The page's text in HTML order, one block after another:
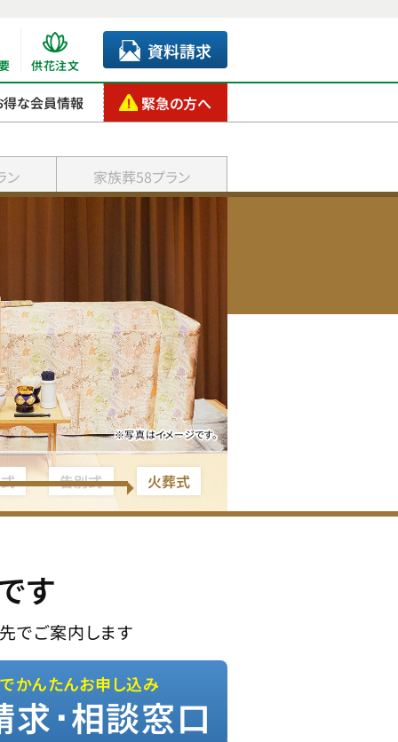
供花注文
資料請求
得な会員情報 緊急の方へ
ン 家族葬58プラン
※写真はイメージです。
告別式 火葬式
す
でご案内します
かんたんお申し込み
求･相談窓口